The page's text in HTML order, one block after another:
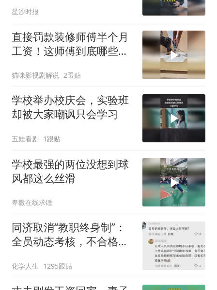
下次必须试试
星沙时报
直接罚款装修师傅半个月
工资！这师傅到底哪些操
猫咪影视剧解说 2跟贴
学校举办校庆会，实验班
却被大家嘲讽只会学习
五娃看剧 1跟贴
学校最强的两位没想到球
风都这么丝滑
卑微在线求锤
同济取消“教职终身制”：
全员动态考核，不合格者
化学人生 1295跟贴